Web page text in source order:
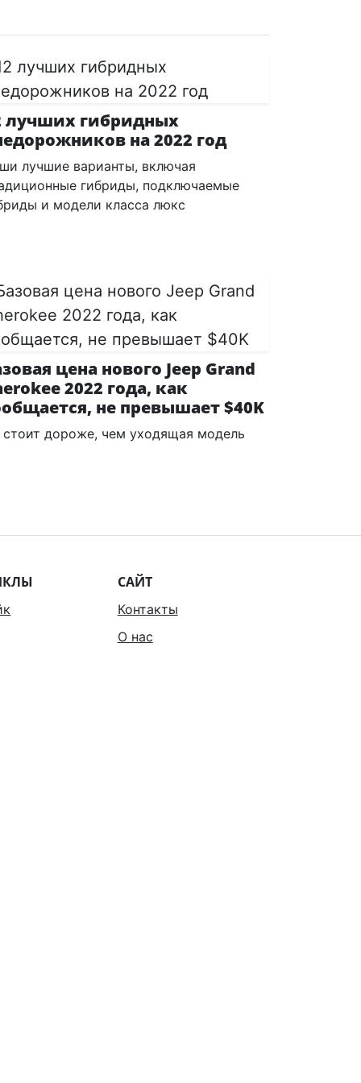
лучших гибридных
на 2022 год
лучшие варианты, включая
гибриды, подключаемые
и модели класса люкс
цена нового Jeep Grand
2022 года, как
не превышает $40K
дороже, чем уходящая модель
САЙТ
Контакты
О нас